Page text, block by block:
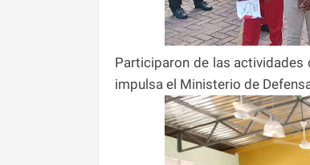
Participaron de las actividades
impulsa el Ministerio de